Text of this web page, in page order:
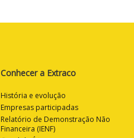
Conhecer a Extraco
História e evolução
Empresas participadas
Relatório de Demonstração Não
Financeira (IENF)